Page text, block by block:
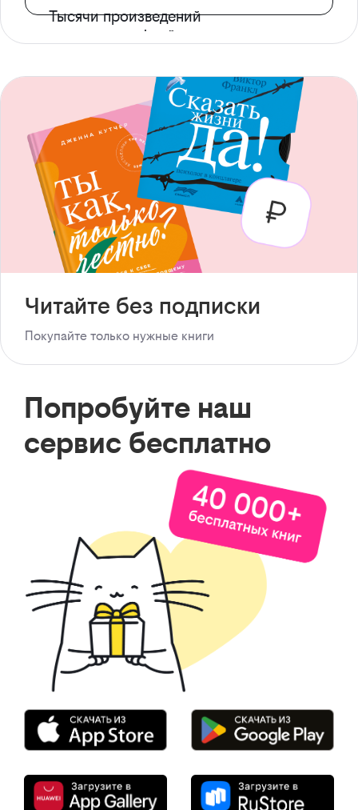
Тысячи произведений
с доступом офлайн
Читайте без подписки
Покупайте только нужные книги
Попробуйте наш
сервис бесплатно